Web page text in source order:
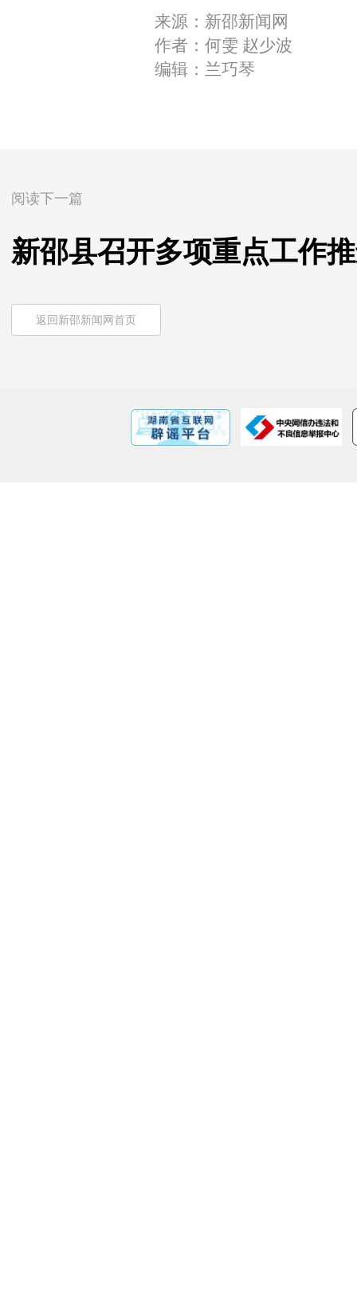
来源：新邵新闻网
作者：何雯 赵少波
编辑：兰巧琴
阅读下一篇
新邵县召开多项重点工作
返回新邵新闻网首页